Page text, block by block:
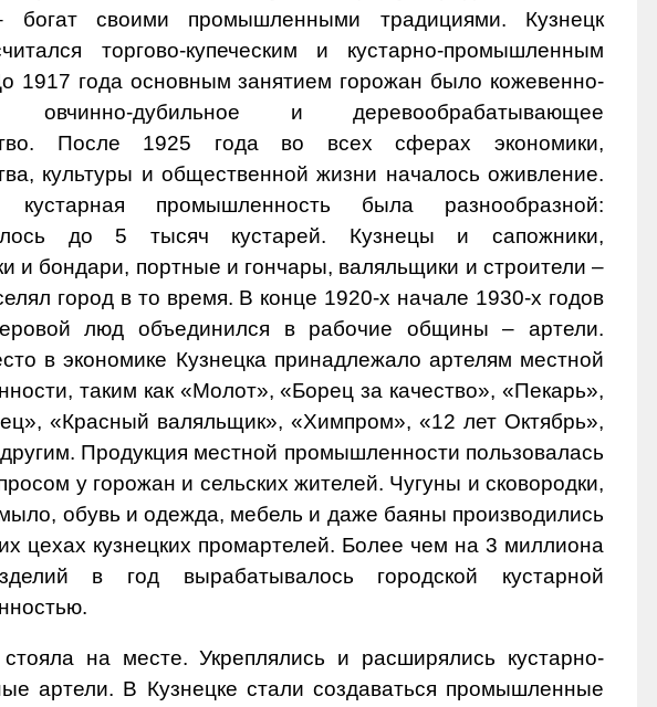
богат своими промышленными традициями. Кузнецк
торгово-купеческим и кустарно-промышленным
1917 года основным занятием горожан было кожевенно-
овчинно-дубильное и деревообрабатывающее
После 1925 года во всех сферах экономики,
культуры и общественной жизни началось оживление.
кустарная промышленность была разнообразной:
до 5 тысяч кустарей. Кузнецы и сапожники,
и бондари, портные и гончары, валяльщики и строители –
город в то время. В конце 1920-х начале 1930-х годов
люд объединился в рабочие общины – артели.
в экономике Кузнецка принадлежало артелям местной
таким как «Молот», «Борец за качество», «Пекарь»,
«Красный валяльщик», «Химпром», «12 лет Октябрь»,
Продукция местной промышленности пользовалась
у горожан и сельских жителей. Чугуны и сковородки,
обувь и одежда, мебель и даже баяны производились
цехах кузнецких промартелей. Более чем на 3 миллиона
в год вырабатывалось городской кустарной
на месте. Укреплялись и расширялись кустарно-
артели. В Кузнецке стали создаваться промышленные